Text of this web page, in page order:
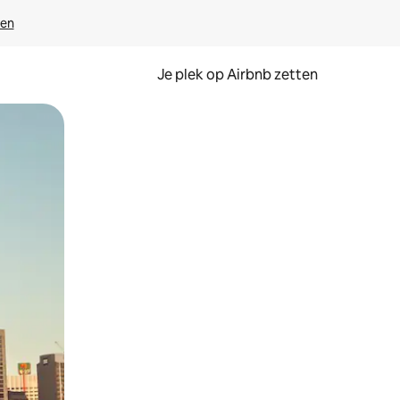
Je plek op Airbnb zetten
of swipen.